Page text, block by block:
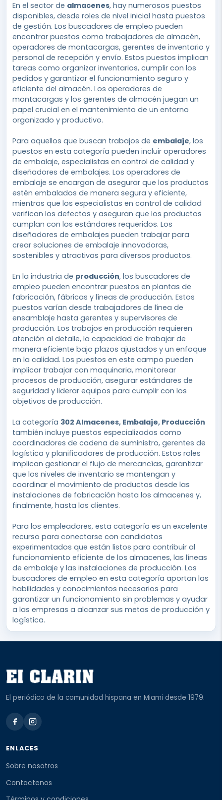
En el sector de almacenes, hay numerosos puestos
disponibles, desde roles de nivel inicial hasta puestos
de gestión. Los buscadores de empleo pueden
encontrar puestos como trabajadores de almacén,
operadores de montacargas, gerentes de inventario y
personal de recepción y envío. Estos puestos implican
tareas como organizar inventarios, cumplir con los
pedidos y garantizar el funcionamiento seguro y
eficiente del almacén. Los operadores de
montacargas y los gerentes de almacén juegan un
papel crucial en el mantenimiento de un entorno
organizado y productivo.
Para aquellos que buscan trabajos de embalaje, los
puestos en esta categoría pueden incluir operadores
de embalaje, especialistas en control de calidad y
diseñadores de embalajes. Los operadores de
embalaje se encargan de asegurar que los productos
estén embalados de manera segura y eficiente,
mientras que los especialistas en control de calidad
verifican los defectos y aseguran que los productos
cumplan con los estándares requeridos. Los
diseñadores de embalajes pueden trabajar para
crear soluciones de embalaje innovadoras,
sostenibles y atractivas para diversos productos.
En la industria de producción, los buscadores de
empleo pueden encontrar puestos en plantas de
fabricación, fábricas y líneas de producción. Estos
puestos varían desde trabajadores de línea de
ensamblaje hasta gerentes y supervisores de
producción. Los trabajos en producción requieren
atención al detalle, la capacidad de trabajar de
manera eficiente bajo plazos ajustados y un enfoque
en la calidad. Los puestos en este campo pueden
implicar trabajar con maquinaria, monitorear
procesos de producción, asegurar estándares de
seguridad y liderar equipos para cumplir con los
objetivos de producción.
La categoría 302 Almacenes, Embalaje, Producción
también incluye puestos especializados como
coordinadores de cadena de suministro, gerentes de
logística y planificadores de producción. Estos roles
implican gestionar el flujo de mercancías, garantizar
que los niveles de inventario se mantengan y
coordinar el movimiento de productos desde las
instalaciones de fabricación hasta los almacenes y,
finalmente, hasta los clientes.
Para los empleadores, esta categoría es un excelente
recurso para conectarse con candidatos
experimentados que están listos para contribuir al
funcionamiento eficiente de los almacenes, las líneas
de embalaje y las instalaciones de producción. Los
buscadores de empleo en esta categoría aportan las
habilidades y conocimientos necesarios para
garantizar un funcionamiento sin problemas y ayudar
a las empresas a alcanzar sus metas de producción y
logística.
El periódico de la comunidad hispana en Miami desde 1979.
ENLACES
Sobre nosotros
Contactenos